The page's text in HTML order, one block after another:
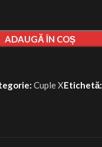
ADAUGĂ ÎN COȘ
Cuple XEtichetă: